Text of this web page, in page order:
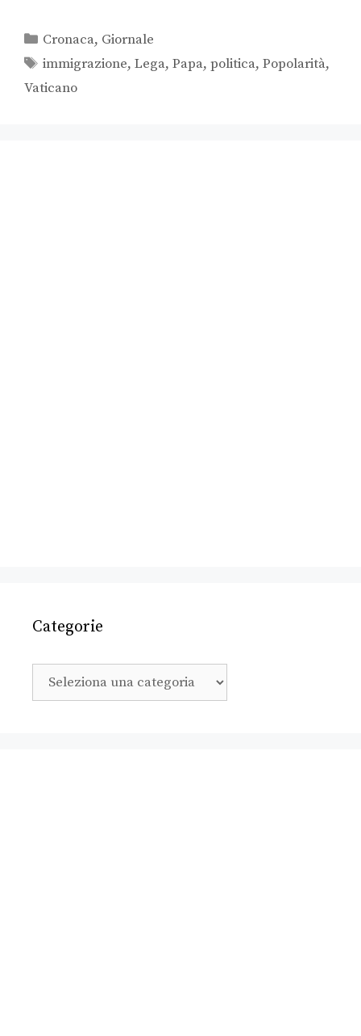
Cronaca, Giornale
immigrazione,Lega,Papa,politica,Popolarità,
Vaticano
Categorie